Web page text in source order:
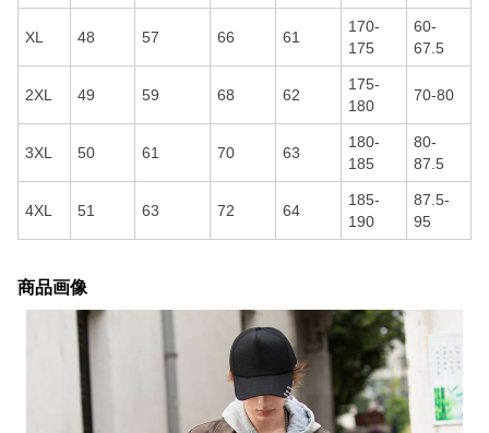
XL 48 57 66 61
170-
175
60-
67.5
2XL 49 59 68 62
175-
180
70-80
3XL 50 61 70 63
180-
185
80-
87.5
4XL 51 63 72 64
185-
190
87.5-
95
商品画像